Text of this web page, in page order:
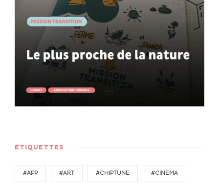
ÉTIQUETTES
#APP #ART #CHIPTUNE #CINEMA